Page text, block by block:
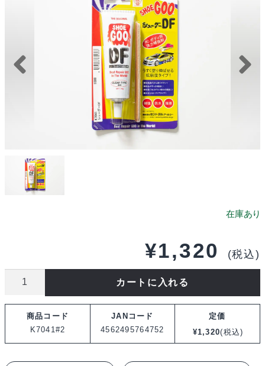
お問い合わせ
¥1,320 (税込)
ル
ア
カートに入れる
商品コード
K7041#2
JANコード
4562495764752
定価
¥1,320(税込)